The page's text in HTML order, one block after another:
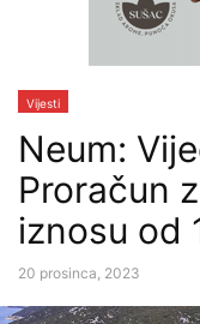
Vijesti
Neum:
Proračun
iznosu od
20 prosinca, 2023